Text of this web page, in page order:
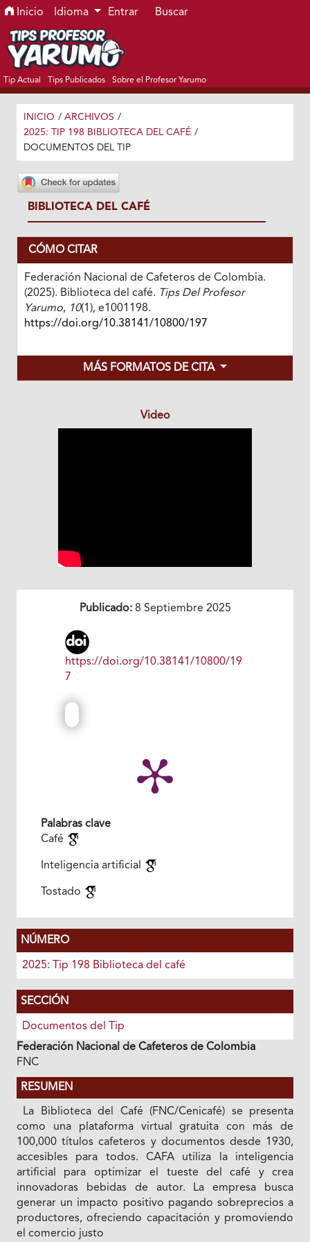
Ir al menú de navegación principal
Ir al contenido principal
Ir al pie de página del sitio
Inicio Idioma Entrar Buscar
Tip Actual Tips Publicados Sobre el Profesor Yarumo
INICIO / ARCHIVOS /
2025: TIP 198 BIBLIOTECA DEL CAFÉ /
DOCUMENTOS DEL TIP
BIBLIOTECA DEL CAFÉ
CÓMO CITAR
Federación Nacional de Cafeteros de Colombia.
(2025). Biblioteca del café. Tips Del Profesor
Yarumo, 10(1), e1001198.
https://doi.org/10.38141/10800/197
MÁS FORMATOS DE CITA
Video
Publicado:8 Septiembre 2025
https://doi.org/10.38141/10800/19
7
Palabras clave
Café
Inteligencia artificial
Tostado
NÚMERO
2025: Tip 198 Biblioteca del café
SECCIÓN
Documentos del Tip
Federación Nacional de Cafeteros de Colombia
FNC
RESUMEN
La Biblioteca del Café (FNC/Cenicafé) se presenta
como una plataforma virtual gratuita con más de
100,000 títulos cafeteros y documentos desde 1930,
accesibles para todos. CAFA utiliza la inteligencia
artificial para optimizar el tueste del café y crea
innovadoras bebidas de autor. La empresa busca
generar un impacto positivo pagando sobreprecios a
productores, ofreciendo capacitación y promoviendo
el comercio justo